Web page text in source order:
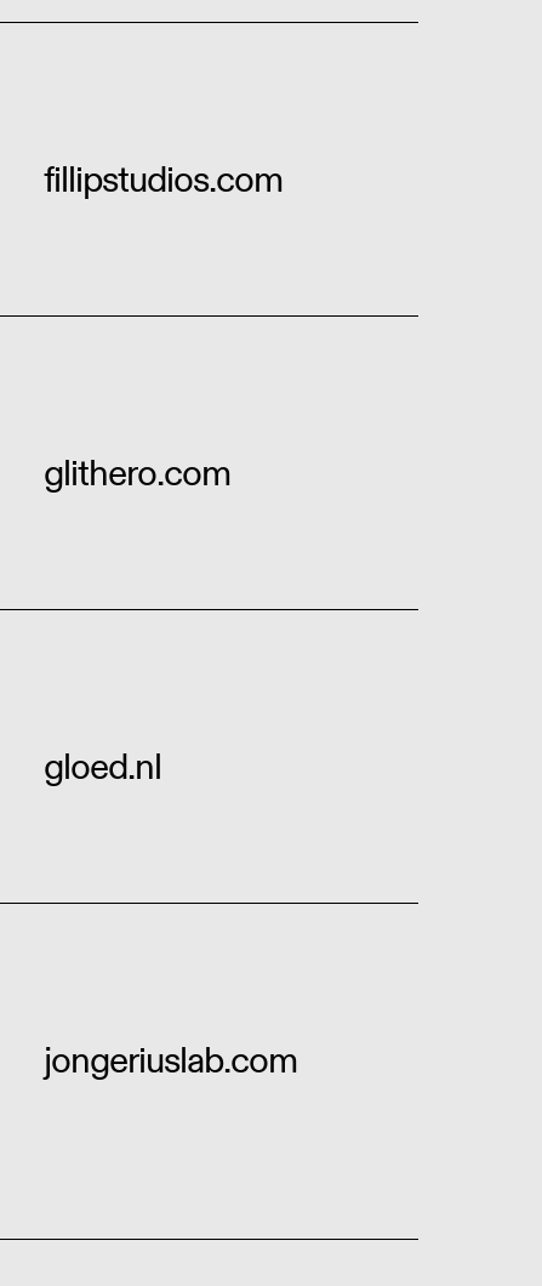
fillipstudios.com
glithero.com
gloed.nl
jongeriuslab.com